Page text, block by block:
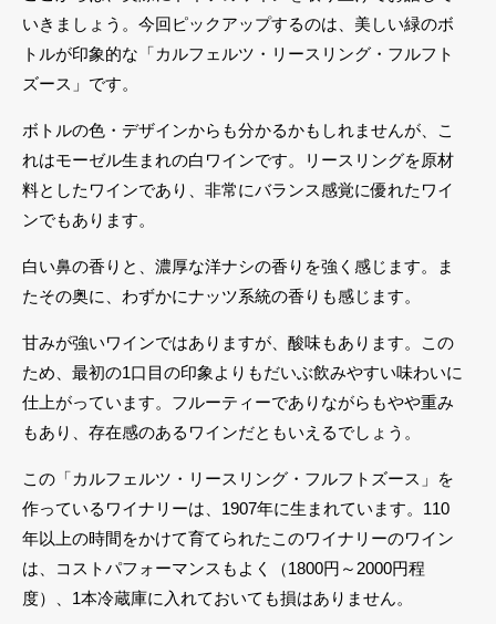
いきましょう。今回ピックアップするのは、美しい緑のボ
トルが印象的な「カルフェルツ・リースリング・フルフト
ズース」です。
ボトルの色・デザインからも分かるかもしれませんが、こ
れはモーゼル生まれの白ワインです。リースリングを原材
料としたワインであり、非常にバランス感覚に優れたワイ
ンでもあります。
白い鼻の香りと、濃厚な洋ナシの香りを強く感じます。ま
たその奥に、わずかにナッツ系統の香りも感じます。
甘みが強いワインではありますが、酸味もあります。この
ため、最初の1口目の印象よりもだいぶ飲みやすい味わいに
仕上がっています。フルーティーでありながらもやや重み
もあり、存在感のあるワインだともいえるでしょう。
この「カルフェルツ・リースリング・フルフトズース」を
作っているワイナリーは、1907年に生まれています。110
年以上の時間をかけて育てられたこのワイナリーのワイン
は、コストパフォーマンスもよく（1800円～2000円程
度）、1本冷蔵庫に入れておいても損はありません。